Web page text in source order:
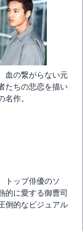
血の繋がらない元
たちの悲恋を描い
名作。
トップ俳優のソ
的に愛する御曹司
倒的なビジュアル